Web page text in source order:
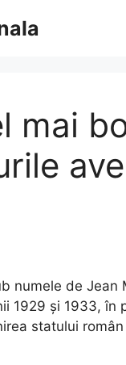
mai
numele de
1929 și 1933, în
statului